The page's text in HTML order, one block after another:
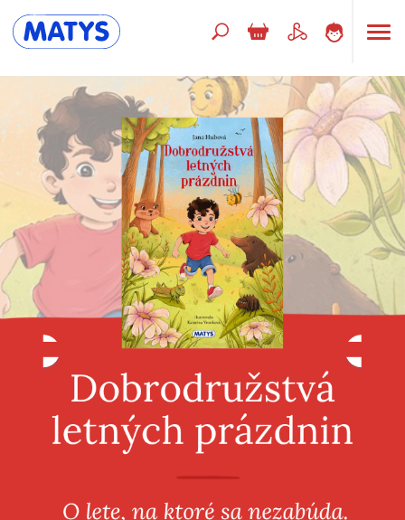
Beletria pre deti
Doplnkový sortiment
Jazyky
Poézia
Populárno - náučné pre deti
Predškoláci
Výchova a pedagogika
Všetky kategórie